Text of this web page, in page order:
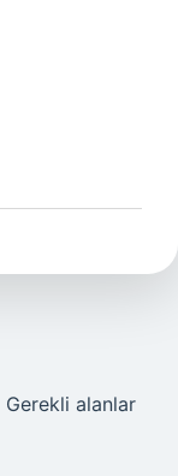
Gerekli alanlar